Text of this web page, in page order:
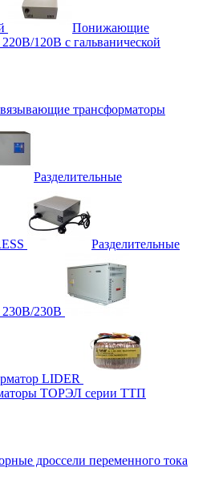
Понижающие
120В с гальванической
трансформаторы
Разделительные
Разделительные
230В
LIDER
ТОРЭЛ серии ТТП
дроссели переменного тока